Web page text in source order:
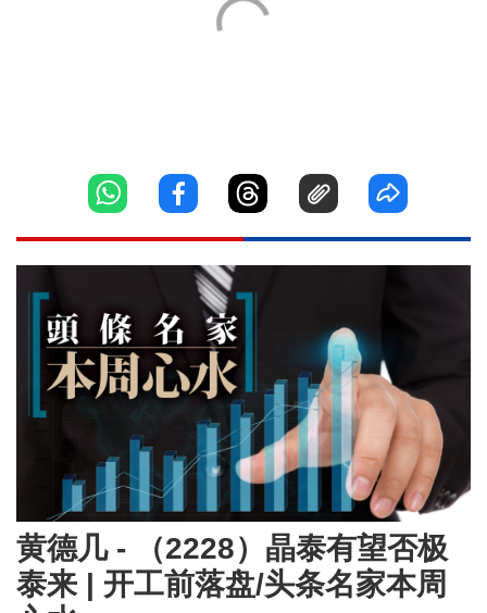
黄德几 - （2228）晶泰有望否极
泰来 | 开工前落盘/头条名家本周